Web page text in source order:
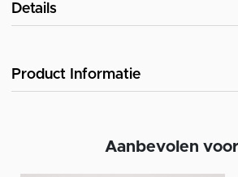
Details
Product Informatie
Aanbevolen